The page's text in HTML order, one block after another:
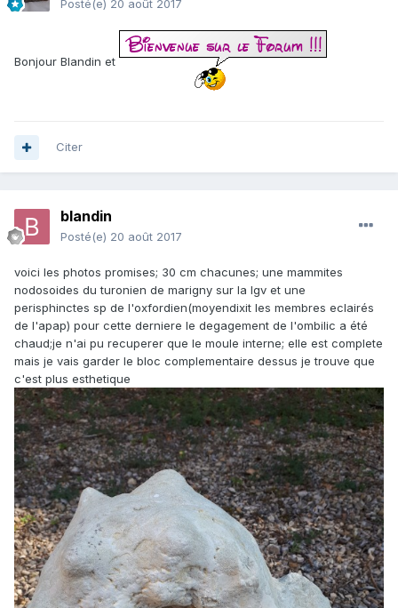
Posté(e) 20 août 2017
Bonjour Blandin et
Citer
blandin
Posté(e) 20 août 2017
voici les photos promises; 30 cm chacunes; une mammites
nodosoides du turonien de marigny sur la lgv et une
perisphinctes sp de l'oxfordien(moyendixit les membres eclairés
de l'apap) pour cette derniere le degagement de l'ombilic a été
chaud;je n'ai pu recuperer que le moule interne; elle est complete
mais je vais garder le bloc complementaire dessus je trouve que
c'est plus esthetique